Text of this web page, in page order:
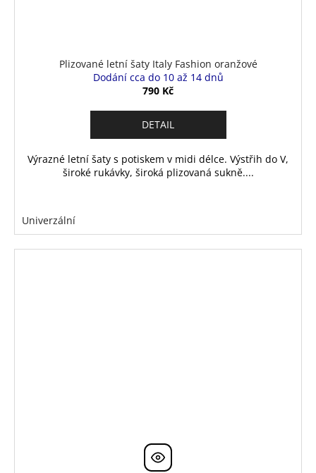
Plizované letní šaty Italy Fashion oranžové
Dodání cca do 10 až 14 dnů
790 Kč
DETAIL
Výrazné letní šaty s potiskem v midi délce. Výstřih do V,
široké rukávky, široká plizovaná sukně....
Univerzální